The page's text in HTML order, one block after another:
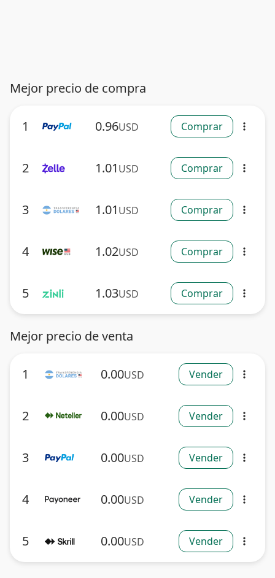
Mejor precio de compra
1 0.96USD Comprar more_vert
2 1.01 USD Comprar more_vert
3 1.01 USD Comprar more_vert
4 1.02USD Comprar more_vert
5 1.03USD Comprar more_vert
Mejor precio de venta
1 0.00USD Vender more_vert
2 0.00USD Vender more_vert
3 0.00USD Vender more_vert
4 0.00USD Vender more_vert
5 0.00USD Vender more_vert